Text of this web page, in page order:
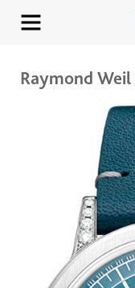
Raymond Weil